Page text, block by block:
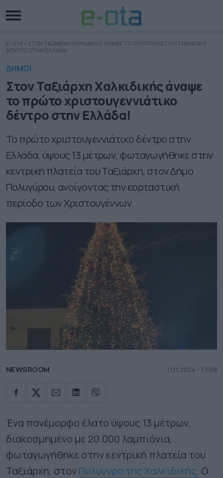
E-OTA » ΣΤΟΝ ΤΑΞΙΑΡΧΗ ΧΑΛΚΙΔΙΚΗΣ ΑΝΑΨΕ ΤΟ ΠΡΩΤΟ ΧΡΙΣΤΟΥΓΕΝΝΙΑΤΙΚΟ
ΔΕΝΤΡΟ ΣΤΗΝ ΕΛΛΑΔΑ!
ΔΗΜΟΙ
Στον Ταξιάρχη Χαλκιδικής άναψε
το πρώτο χριστουγεννιάτικο
δέντρο στην Ελλάδα!
Το πρώτο χριστουγεννιάτικο δέντρο στην
Ελλάδα, ύψους 13 μέτρων, φωταγωγήθηκε στην
κεντρική πλατεία του Ταξιάρχη, στον Δήμο
Πολυγύρου, ανοίγοντας την εορταστική
περίοδο των Χριστουγέννων.
NEWSROOM 11.11.2024 - 17.08
Ένα πανέμορφο έλατο ύψους 13 μέτρων,
διακοσμημένο με 20.000 λαμπιόνια,
φωταγωγήθηκε στην κεντρική πλατεία του
Ταξιάρχη, στονΠολύγυρο της Χαλκιδικής. Ο